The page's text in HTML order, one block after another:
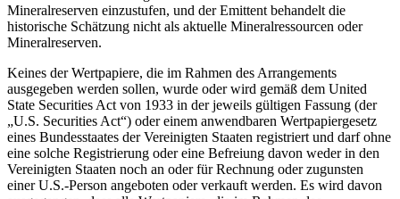
Mineralreserven einzustufen, und der Emittent behandelt die
historische Schätzung nicht als aktuelle Mineralressourcen oder
Mineralreserven.
Keines der Wertpapiere, die im Rahmen des Arrangements
ausgegeben werden sollen, wurde oder wird gemäß dem United
State Securities Act von 1933 in der jeweils gültigen Fassung (der
„U.S. Securities Act“) oder einem anwendbaren Wertpapiergesetz
eines Bundesstaates der Vereinigten Staaten registriert und darf ohne
eine solche Registrierung oder eine Befreiung davon weder in den
Vereinigten Staaten noch an oder für Rechnung oder zugunsten
einer U.S.-Person angeboten oder verkauft werden. Es wird davon